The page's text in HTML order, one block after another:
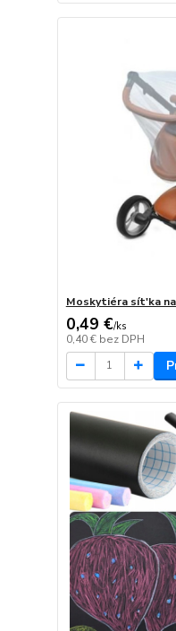
Moskytiéra sít'ka
0,49 €/ks
0,40 € bez DPH